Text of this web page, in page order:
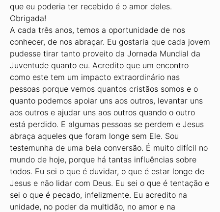
que eu poderia ter recebido é o amor deles.
Obrigada!
A cada três anos, temos a oportunidade de nos
conhecer, de nos abraçar. Eu gostaria que cada jovem
pudesse tirar tanto proveito da Jornada Mundial da
Juventude quanto eu. Acredito que um encontro
como este tem um impacto extraordinário nas
pessoas porque vemos quantos cristãos somos e o
quanto podemos apoiar uns aos outros, levantar uns
aos outros e ajudar uns aos outros quando o outro
está perdido. E algumas pessoas se perdem e Jesus
abraça aqueles que foram longe sem Ele. Sou
testemunha de uma bela conversão. É muito difícil no
mundo de hoje, porque há tantas influências sobre
todos. Eu sei o que é duvidar, o que é estar longe de
Jesus e não lidar com Deus. Eu sei o que é tentação e
sei o que é pecado, infelizmente. Eu acredito na
unidade, no poder da multidão, no amor e na